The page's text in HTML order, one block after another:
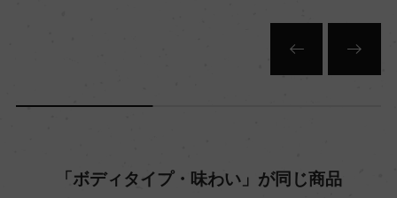
「ボディタイプ・味わい」が同じ商品